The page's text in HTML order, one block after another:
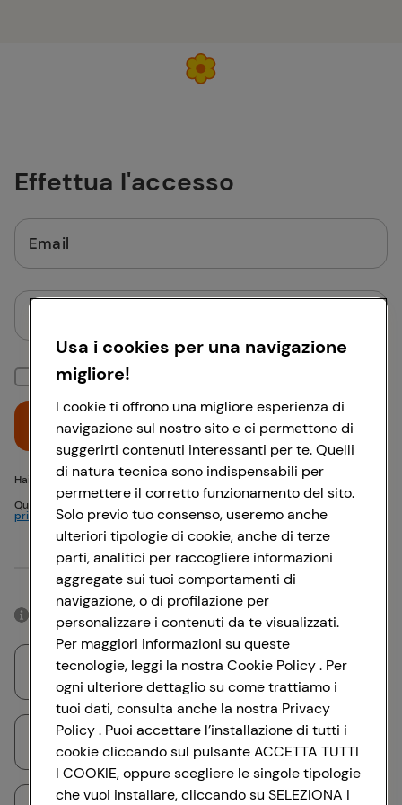
Effettua l'accesso
Email
Mantieni la sessione attiva
Hai problemi di accesso? {{recover-pwd}} o {{recover-email}}
Questo sito è protetto da reCAPTCHA e si applicano
privacy eTermini di servizioGoogle
Accedi
Oppure
Accedendo con il tuo account social, rimarrai connesso per 12 ore.
Accedi con Google
Usa i cookies per una navigazione
migliore!
I cookie ti offrono una migliore esperienza di
navigazione sul nostro sito e ci permettono di
suggerirti contenuti interessanti per te. Quelli
di natura tecnica sono indispensabili per
permettere il corretto funzionamento del sito.
Solo previo tuo consenso, useremo anche
ulteriori tipologie di cookie, anche di terze
parti, analitici per raccogliere informazioni
aggregate sui tuoi comportamenti di
navigazione, o di profilazione per
personalizzare i contenuti da te visualizzati.
Per maggiori informazioni su queste
tecnologie, leggi la nostra Cookie Policy . Per
ogni ulteriore dettaglio su come trattiamo i
tuoi dati, consulta anche la nostra Privacy
Policy . Puoi accettare l’installazione di tutti i
cookie cliccando sul pulsante ACCETTA TUTTI
I COOKIE, oppure scegliere le singole tipologie
che vuoi installare, cliccando su SELEZIONA I